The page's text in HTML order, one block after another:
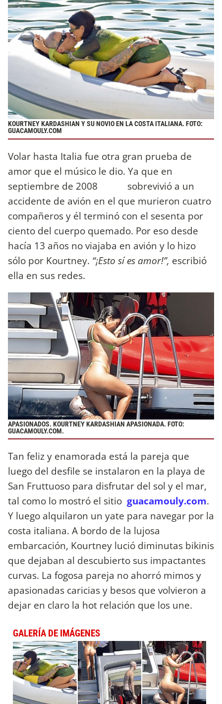
KOURTNEY KARDASHIAN Y SU NOVIO EN LA COSTA ITALIANA. FOTO:
GUACAMOULY.COM
Volar hasta Italia fue otra gran prueba de
amor que el músico le dio. Ya que en
septiembre de 2008 sobrevivió a un
accidente de avión en el que murieron cuatro
compañeros y él terminó con el sesenta por
ciento del cuerpo quemado. Por eso desde
hacía 13 años no viajaba en avión y lo hizo
sólo por Kourtney. “¡Esto sí es amor!”, escribió
ella en sus redes.
APASIONADOS. KOURTNEY KARDASHIAN APASIONADA. FOTO:
GUACAMOULY.COM.
Tan feliz y enamorada está la pareja que
luego del desfile se instalaron en la playa de
San Fruttuoso para disfrutar del sol y el mar,
tal como lo mostró el sitio guacamouly.com.
Y luego alquilaron un yate para navegar por la
costa italiana. A bordo de la lujosa
embarcación, Kourtney lució diminutas bikinis
que dejaban al descubierto sus impactantes
curvas. La fogosa pareja no ahorró mimos y
apasionadas caricias y besos que volvieron a
dejar en claro la hot relación que los une.
GALERÍA DE IMÁGENES